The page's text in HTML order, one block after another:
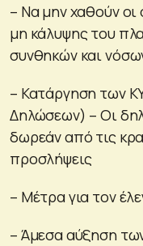
– Να μην χαθούν οι
μη κάλυψης του
συνθηκών και
– Κατάργηση των
Δηλώσεων) – Οι
δωρεάν από τις
προσλήψεις
– Μέτρα για τον
– Άμεσα αύξηση